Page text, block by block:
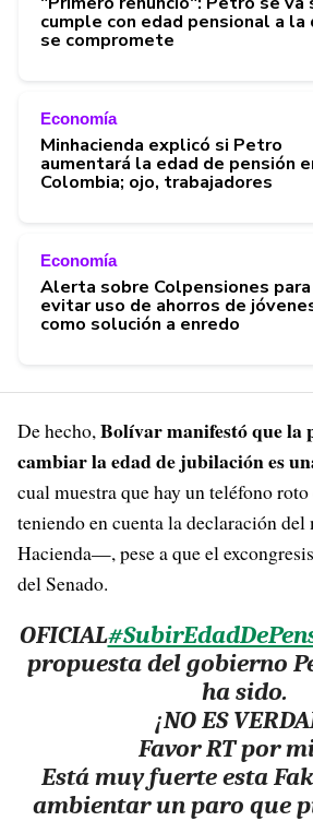
cumple con edad pensional a la
se compromete
Economía
Minhacienda explicó si Petro
aumentará la edad de pensión
Colombia; ojo, trabajadores
Economía
Alerta sobre Colpensiones para
evitar uso de ahorros de
como solución a enredo
De hecho,Bolívar manifestó que la
cambiar la edad de jubilación es
cual muestra que hay un teléfono
teniendo en cuenta la declaración
Hacienda—, pese a que el
del Senado.
OFICIAL
propuesta del gobierno
ha sido.
¡NO ES
Favor RT por
Está muy fuerte esta
ambientar un paro que